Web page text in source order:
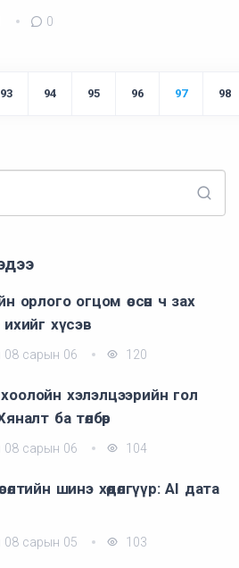
0
93 94 95 96 97 98
орлого огцом өссөн ч зах
хүсэв
08 сарын 06 120
хэлэлцээрийн гол
ба төлбөр
08 сарын 06 104
шинэ хөдөлгүүр: AI дата
08 сарын 05 103